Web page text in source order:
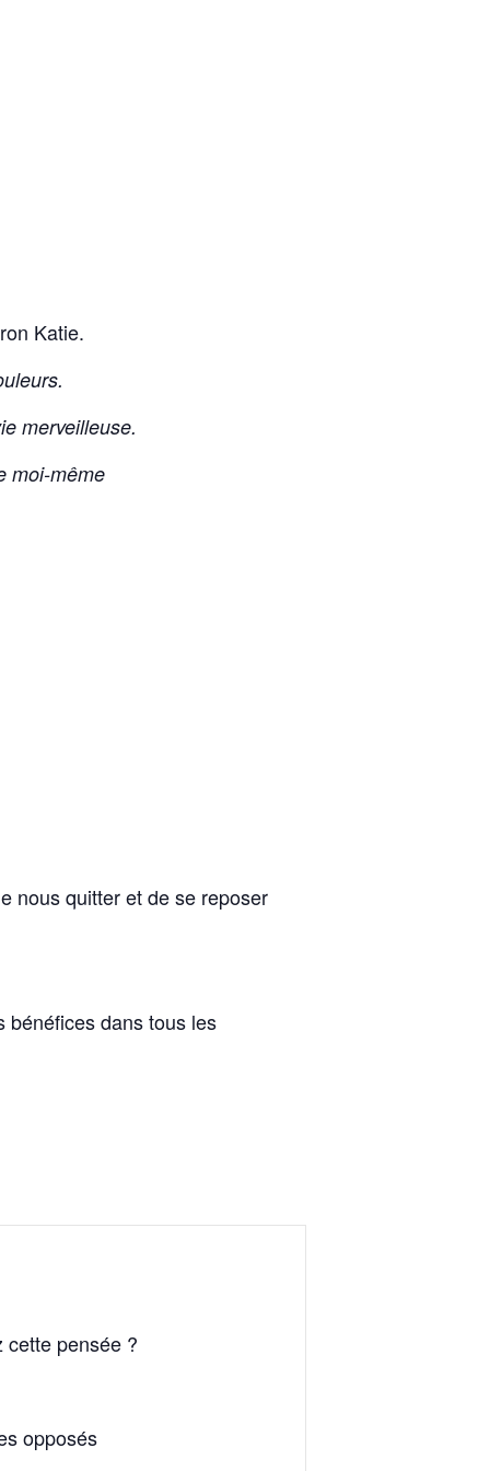
Katie.
merveilleuse.
moi-même
nous quitter et de se reposer
bénéfices dans tous les
pensée ?
opposés